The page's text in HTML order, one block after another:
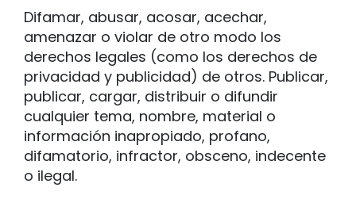
Difamar, abusar, acosar, acechar,
amenazar o violar de otro modo los
derechos legales (como los derechos de
privacidad y publicidad) de otros. Publicar,
publicar, cargar, distribuir o difundir
cualquier tema, nombre, material o
información inapropiado, profano,
difamatorio, infractor, obsceno, indecente
o ilegal.